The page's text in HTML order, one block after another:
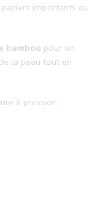
importants ou
bambou pour un
la peau tout en
à pression